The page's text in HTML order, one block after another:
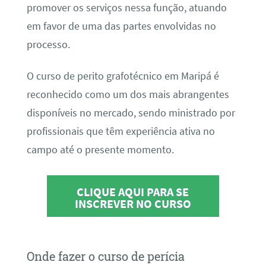
promover os serviços nessa função, atuando
em favor de uma das partes envolvidas no
processo.
O curso de perito grafotécnico em Maripá é
reconhecido como um dos mais abrangentes
disponíveis no mercado, sendo ministrado por
profissionais que têm experiência ativa no
campo até o presente momento.
CLIQUE AQUI PARA SE
INSCREVER NO CURSO
Onde fazer o curso de perícia